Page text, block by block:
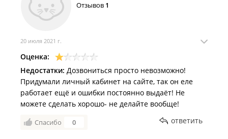
Отзывов 1
20 июля 2021 г.
Оценка:
Недостатки: Дозвониться просто невозможно!
Придумали личный кабинет на сайте, так он еле
работает ещё и ошибки постоянно выдаёт! Не
можете сделать хорошо- не делайте вообще!
Спасибо 0 ответить